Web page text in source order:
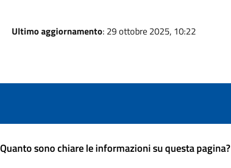
Ultimo aggiornamento: 29 ottobre 2025, 10:22
Quanto sono chiare le informazioni su questa pagina?